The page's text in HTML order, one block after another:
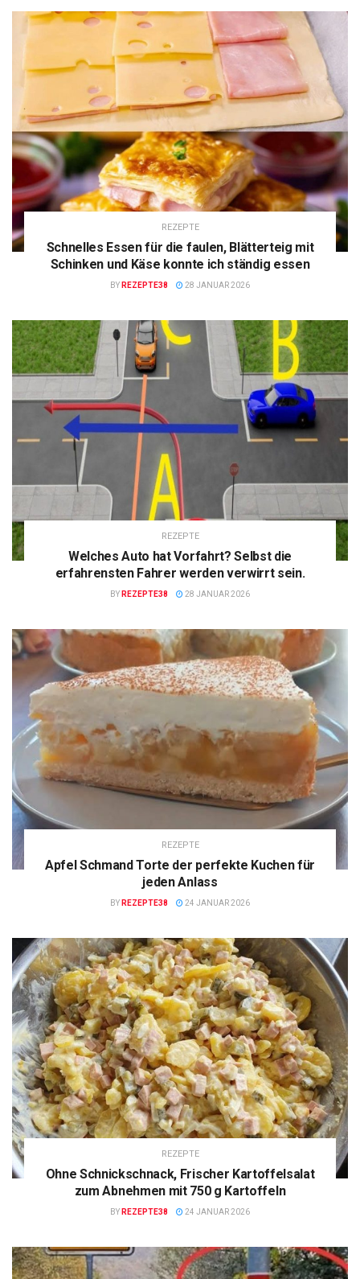
REZEPTE
Schnelles Essen für die faulen, Blätterteig mit
Schinken und Käse konnte ich ständig essen
BY REZEPTE38 28 JANUAR 2026
REZEPTE
Welches Auto hat Vorfahrt? Selbst die
erfahrensten Fahrer werden verwirrt sein.
BY REZEPTE38 28 JANUAR 2026
REZEPTE
Apfel Schmand Torte der perfekte Kuchen für
jeden Anlass
BY REZEPTE38 24 JANUAR 2026
REZEPTE
Ohne Schnickschnack, Frischer Kartoffelsalat
zum Abnehmen mit 750 g Kartoffeln
BY REZEPTE38 24 JANUAR 2026